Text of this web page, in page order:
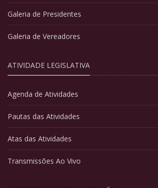
Galeria de Presidentes
Galeria de Vereadores
ATIVIDADE LEGISLATIVA
Agenda de Atividades
Pautas das Atividades
Atas das Atividades
Transmissões Ao Vivo